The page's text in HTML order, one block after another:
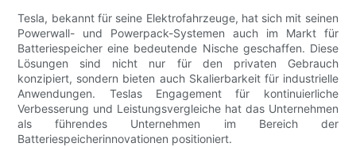
Tesla, bekannt für seine Elektrofahrzeuge, hat sich mit seinen
Powerwall- und Powerpack-Systemen auch im Markt für
Batteriespeicher eine bedeutende Nische geschaffen. Diese
Lösungen sind nicht nur für den privaten Gebrauch
konzipiert, sondern bieten auch Skalierbarkeit für industrielle
Anwendungen. Teslas Engagement für kontinuierliche
Verbesserung und Leistungsvergleiche hat das Unternehmen
als führendes Unternehmen im Bereich der
Batteriespeicherinnovationen positioniert.